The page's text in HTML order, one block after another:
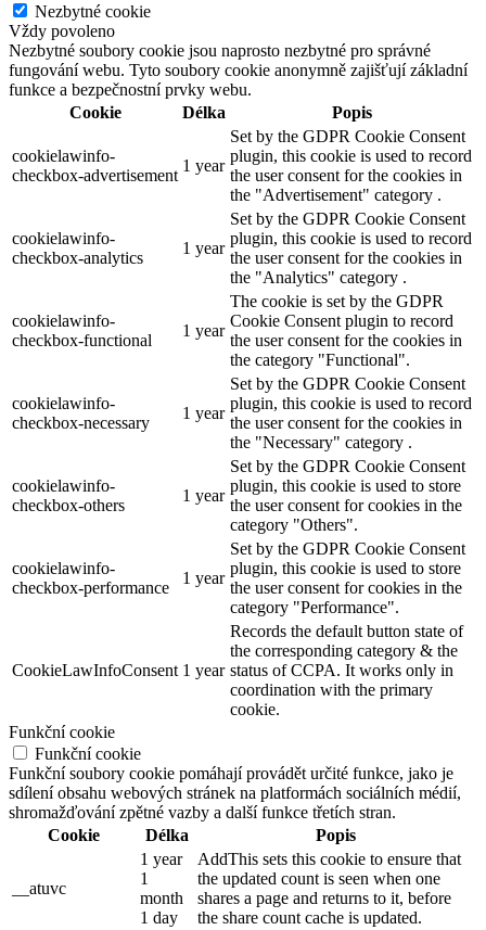
Nezbytné cookie
Vždy povoleno
Nezbytné soubory cookie jsou naprosto nezbytné pro správné
fungování webu. Tyto soubory cookie anonymně zajišťují základní
funkce a bezpečnostní prvky webu.
Cookie
Délka Popis
cookielawinfo-
checkbox-advertisement
1 year
Set by the GDPR Cookie Consent
plugin, this cookie is used to record
the user consent for the cookies in
the "Advertisement" category .
cookielawinfo-
checkbox-analytics
1 year
Set by the GDPR Cookie Consent
plugin, this cookie is used to record
the user consent for the cookies in
the "Analytics" category .
cookielawinfo-
checkbox-functional
1 year
The cookie is set by the GDPR
Cookie Consent plugin to record
the user consent for the cookies in
the category "Functional".
cookielawinfo-
checkbox-necessary
1 year
Set by the GDPR Cookie Consent
plugin, this cookie is used to record
the user consent for the cookies in
the "Necessary" category .
cookielawinfo-
checkbox-others
1 year
Set by the GDPR Cookie Consent
plugin, this cookie is used to store
the user consent for cookies in the
category "Others".
cookielawinfo-
checkbox-performance
1 year
Set by the GDPR Cookie Consent
plugin, this cookie is used to store
the user consent for cookies in the
category "Performance".
CookieLawInfoConsent 1 year
Records the default button state of
the corresponding category & the
status of CCPA. It works only in
coordination with the primary
cookie.
Funkční cookie
Funkční cookie
Funkční soubory cookie pomáhají provádět určité funkce, jako je
sdílení obsahu webových stránek na platformách sociálních médií,
shromažďování zpětné vazby a další funkce třetích stran.
Cookie
Délka Popis
__atuvc
1 year
1
month
1 day
AddThis sets this cookie to ensure that
the updated count is seen when one
shares a page and returns to it, before
the share count cache is updated.